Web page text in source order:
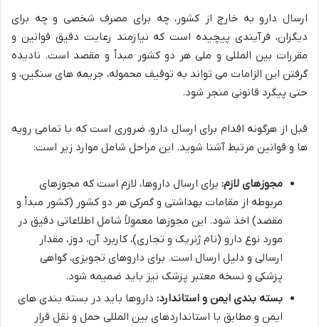
ارسال دارو به خارج از کشور، چه برای مصرف شخصی و چه برای
دیگران، فرآیندی پیچیده است که نیازمند رعایت دقیق قوانین و
مقررات بین المللی و ملی هر دو کشور مبدأ و مقصد است. نادیده
گرفتن این الزامات می تواند به توقیف محموله، جریمه های سنگین، و
حتی پیگرد قانونی منجر شود.
قبل از هرگونه اقدام برای ارسال دارو، ضروری است که با تمامی رویه
ها و قوانین مرتبط آشنا شوید. این مراحل شامل موارد زیر است:
مجوزهای لازم: برای ارسال داروها، لازم است که مجوزهای
مربوطه از مقامات بهداشتی و گمرکی هر دو کشور (کشور مبدأ و
مقصد) اخذ شود. این مجوزها معمولاً شامل اطلاعاتی دقیق در
مورد نوع دارو (نام ژنریک و تجاری)، کاربرد آن، دوز، مقدار
ارسالی و دلیل ارسال است. برای داروهای تجویزی، گواهی
پزشکی و نسخه معتبر پزشک نیز باید ضمیمه شود.
بسته بندی ایمن و استاندارد: داروها باید در بسته بندی های
ایمن و مطابق با استانداردهای بین المللی حمل و نقل قرار